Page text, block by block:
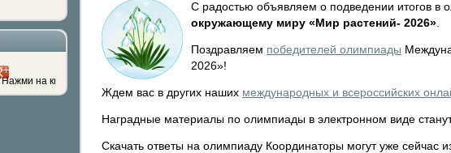
любимой социальной сети
С радостью объявляем о подведении итогов в
окружающему миру «Мир растений- 2026»
Поздравляем победителей олимпиады
2026»!
Ждем вас в других наших международных и всероссийских
Наградные материалы по олимпиады в электронном виде
Скачать ответы на олимпиаду Координаторы могут уже сейчас из